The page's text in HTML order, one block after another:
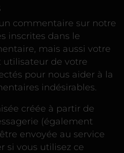
commentaire sur notre
inscrites dans le
mais aussi votre
utilisateur de votre
pour nous aider à la
indésirables.
créée à partir de
(également
envoyée au service
si vous utilisez ce